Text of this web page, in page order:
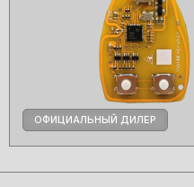
ОФИЦИАЛЬНЫЙ ДИЛЕР